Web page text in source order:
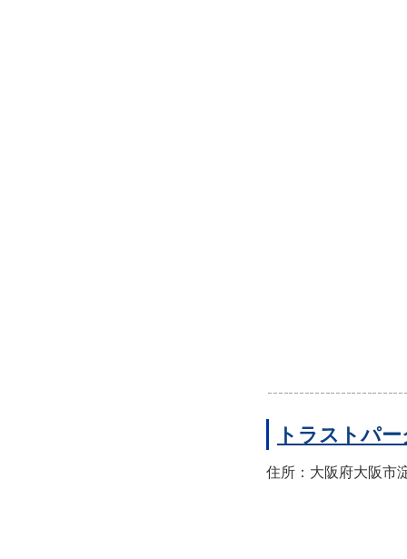
トラストパ
住所：大阪府大阪市